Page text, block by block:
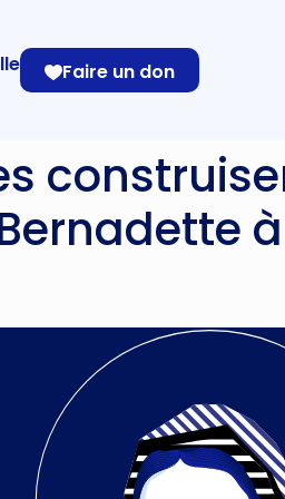
Faire un don
à